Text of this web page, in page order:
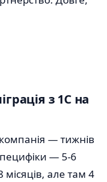
з 1С на
— тижнів
— 5-6
місяців, але там 4